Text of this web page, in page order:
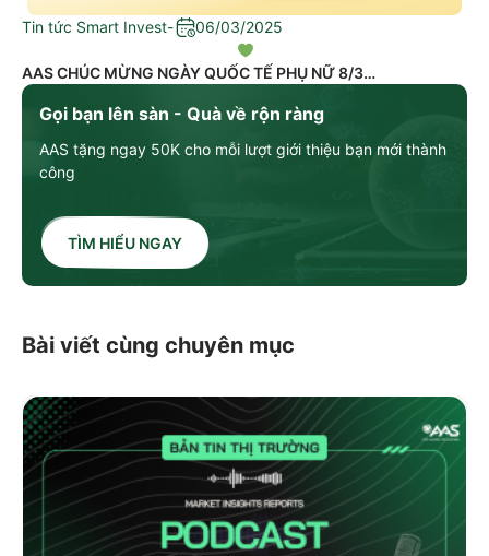
Gọi bạn lên sàn - Quà về rộn ràng
AAS tặng ngay 50K cho mỗi lượt giới thiệu bạn mới thành
công
TÌM HIỂU NGAY
Tin tức Smart Invest- 06/03/2025
AAS CHÚC MỪNG NGÀY QUỐC TẾ PHỤ NỮ 8/3
Bài viết cùng chuyên mục